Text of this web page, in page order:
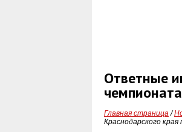
Ответные
Главная страница/
Краснодарского края